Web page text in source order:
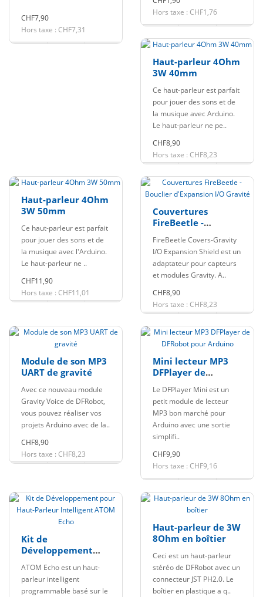
CHF7,90
Hors taxe : CHF7,31
Hors taxe : CHF1,76
Haut-parleur 4Ohm
3W 40mm
Ce haut-parleur est parfait
pour jouer des sons et de
la musique avec Arduino.
Le haut-parleur ne pe..
CHF8,90
Hors taxe : CHF8,23
Haut-parleur 4Ohm
3W 50mm
Ce haut-parleur est parfait
pour jouer des sons et de
la musique avec l'Arduino.
Le haut-parleur ne ..
CHF11,90
Hors taxe : CHF11,01
Couvertures
FireBeetle -
d'Expansion I/O
Gravité
FireBeetle Covers-Gravity
I/O Expansion Shield est un
adaptateur pour capteurs
et modules Gravity. A..
CHF8,90
Hors taxe : CHF8,23
Module de son MP3
UART de gravité
Avec ce nouveau module
Gravity Voice de DFRobot,
vous pouvez réaliser vos
projets Arduino avec de la..
CHF8,90
Hors taxe : CHF8,23
Mini lecteur MP3
DFPlayer de
Arduino
Le DFPlayer Mini est un
petit module de lecteur
MP3 bon marché pour
Arduino avec une sortie
simplifi..
CHF9,90
Hors taxe : CHF9,16
Kit de
Développement
Intelligent ATOM
Echo
ATOM Echo est un haut-
parleur intelligent
programmable basé sur le
Haut-parleur de 3W
8Ohm en boîtier
Ceci est un haut-parleur
stéréo de DFRobot avec un
connecteur JST PH2.0. Le
boîtier en plastique a q..